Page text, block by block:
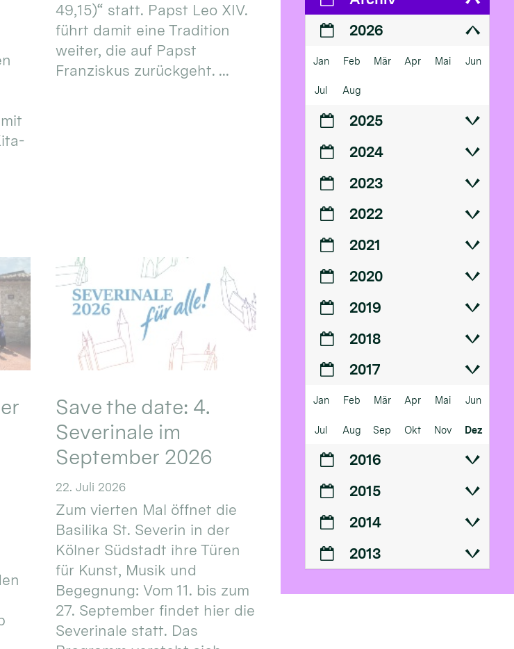
49,15)“ statt. Papst Leo XIV.
führt damit eine Tradition
weiter, die auf Papst
Franziskus zurückgeht. ...
Save the date: 4.
Severinale im
September 2026
22. Juli 2026
Zum vierten Mal öffnet die
Basilika St. Severin in der
Kölner Südstadt ihre Türen
für Kunst, Musik und
Begegnung: Vom 11. bis zum
27. September findet hier die
Severinale statt. Das
2026
Jan Feb Mär Apr Mai Jun
Jul Aug
2025
2024
2023
2022
2021
2020
2019
2018
2017
Jan Feb Mär Apr Mai Jun
Jul Aug Sep Okt Nov Dez
2016
2015
2014
2013